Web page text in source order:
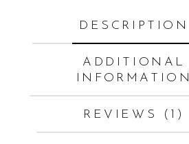
DESCRIPTION
ADDITIONAL
INFORMATION
REVIEWS (1)